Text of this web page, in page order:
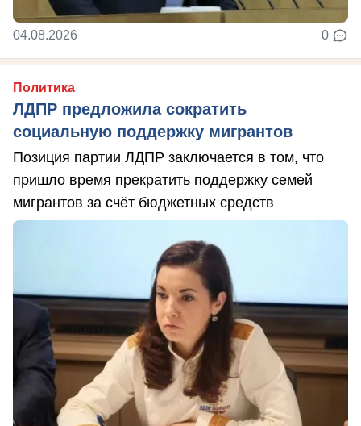
04.08.2026 0
Политика
ЛДПР предложила сократить
социальную поддержку мигрантов
Позиция партии ЛДПР заключается в том, что
пришло время прекратить поддержку семей
мигрантов за счёт бюджетных средств